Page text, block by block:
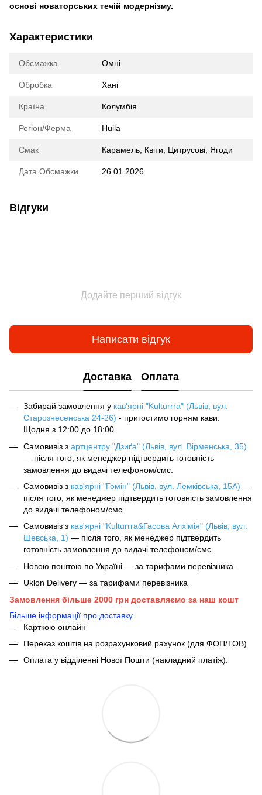
основі новаторських течій модернізму.
Характеристики
Обсмажка Омні
Обробка Хані
Країна Колумбія
Регіон/Ферма Huila
Смак Карамель, Квіти, Цитрусові, Ягоди
Дата Обсмажки 26.01.2026
Відгуки
Додайте перший відгук
Написати відгук
Доставка Оплата
Забирай замовлення у кав‘ярні "Kulturrra" (Львів, вул.
Старознесенська 24-26) - пригостимо горням кави.
Щодня з 12:00 до 18:00.
Самовивіз з артцентру "Дзиґа" (Львів, вул. Вірменська, 35)
— після того, як менеджер підтвердить готовність
замовлення до видачі телефоном/смс.
Самовивіз з кав'ярні "Гомін" (Львів, вул. Лемківська, 15А) —
після того, як менеджер підтвердить готовність замовлення
до видачі телефоном/смс.
Самовивіз з кав'ярні "Kulturrra&Гасова Алхімія" (Львів, вул.
Шевська, 1) — після того, як менеджер підтвердить
готовність замовлення до видачі телефоном/смс.
Новою поштою по Україні — за тарифами перевізника.
Uklon Delivery — за тарифами перевізника
Замовлення більше 2000 грн доставляємо за наш кошт
Більше інформації про доставку
Карткою онлайн
Переказ коштів на розрахунковий рахунок (для ФОП/ТОВ)
Оплата у відділенні Нової Пошти (накладний платіж).